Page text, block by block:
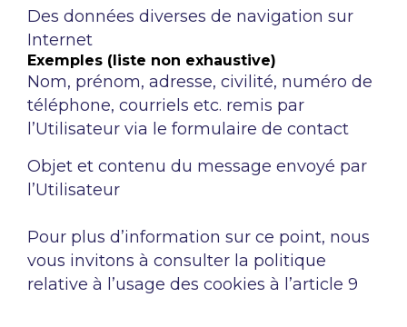
Des données diverses de navigation sur
Internet
Exemples (liste non exhaustive)
Nom, prénom, adresse, civilité, numéro de
téléphone, courriels etc. remis par
l’Utilisateur via le formulaire de contact
Objet et contenu du message envoyé par
l’Utilisateur
Pour plus d’information sur ce point, nous
vous invitons à consulter la politique
relative à l’usage des cookies à l’article 9